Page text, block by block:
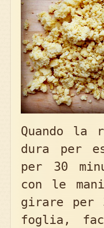
Quando la
dura per
per 30
con le
girare per
foglia,